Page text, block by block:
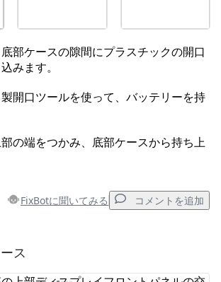
部ケースの隙間にプラスチックの開口
みます。
開口ツールを使って、バッテリーを持
の端をつかみ、底部ケースから持ち上
FixBotに聞いてみる コメントを追加
ス